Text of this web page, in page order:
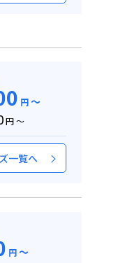
円～
円 ～
一覧へ
円～